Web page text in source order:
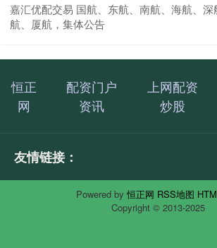
嘉汇优配交易 国航、东航、南航、海航、深
航、厦航，集体公告
恒正
网
配资门户
资讯
上网配资
炒股
友情链接：
Powered by恒正网 RSS地图
Copyright © 2013-2025